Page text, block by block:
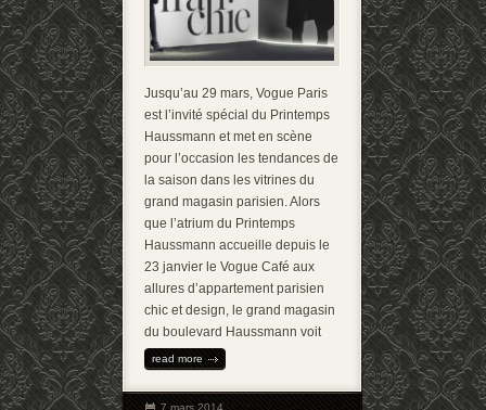
Jusqu’au 29 mars, Vogue Paris
est l’invité spécial du Printemps
Haussmann et met en scène
pour l’occasion les tendances de
la saison dans les vitrines du
grand magasin parisien. Alors
que l’atrium du Printemps
Haussmann accueille depuis le
23 janvier le Vogue Café aux
allures d’appartement parisien
chic et design, le grand magasin
du boulevard Haussmann voit
read more
7 mars 2014